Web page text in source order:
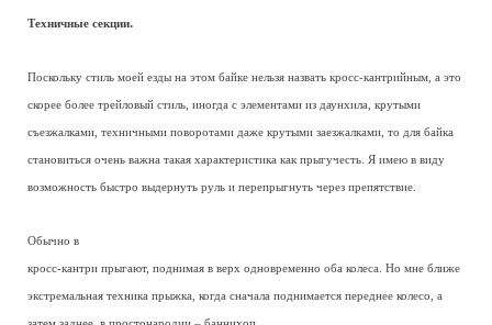
Техничные секции.
Поскольку стиль моей езды на этом байке нельзя назвать кросс-кантрийным, а это
скорее более трейловый стиль, иногда с элементами из даунхила, крутыми
съезжалками, техничными поворотами даже крутыми заезжалками, то для байка
становиться очень важна такая характеристика как прыгучесть. Я имею в виду
возможность быстро выдернуть руль и перепрыгнуть через препятствие.
Обычно в
кросс-кантри прыгают, поднимая в верх одновременно оба колеса. Но мне ближе
экстремальная техника прыжка, когда сначала поднимается переднее колесо, а